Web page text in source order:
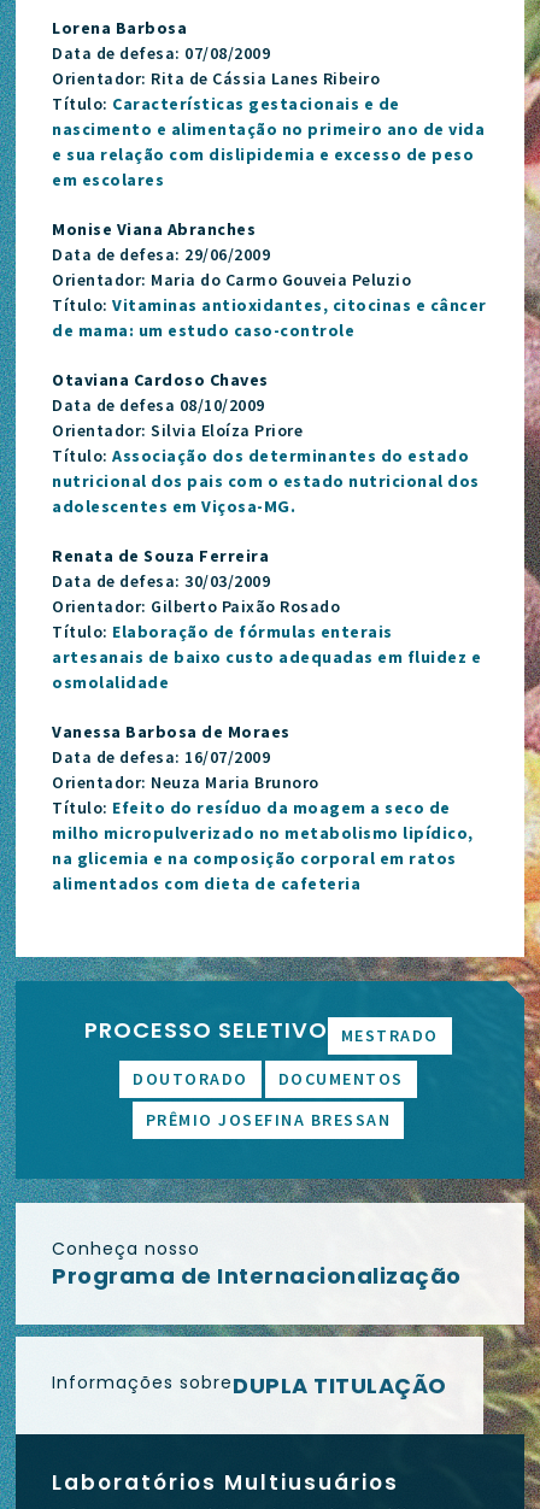
Lorena Barbosa
Data de defesa: 07/08/2009
Orientador: Rita de Cássia Lanes Ribeiro
Título: Características gestacionais e de
nascimento e alimentação no primeiro ano de vida
e sua relação com dislipidemia e excesso de peso
em escolares
Monise Viana Abranches
Data de defesa: 29/06/2009
Orientador: Maria do Carmo Gouveia Peluzio
Título:Vitaminas antioxidantes, citocinas e câncer
de mama: um estudo caso-controle
Otaviana Cardoso Chaves
Data de defesa 08/10/2009
Orientador: Silvia Eloíza Priore
Título:Associação dos determinantes do estado
nutricional dos pais com o estado nutricional dos
adolescentes em Viçosa-MG.
Renata de Souza Ferreira
Data de defesa: 30/03/2009
Orientador: Gilberto Paixão Rosado
Título: Elaboração de fórmulas enterais
artesanais de baixo custo adequadas em fluidez e
osmolalidade
Vanessa Barbosa de Moraes
Data de defesa: 16/07/2009
Orientador: Neuza Maria Brunoro
Título: Efeito do resíduo da moagem a seco de
milho micropulverizado no metabolismo lipídico,
na glicemia e na composição corporal em ratos
alimentados com dieta de cafeteria
PROCESSO SELETIVO
MESTRADO
DOUTORADO
DOCUMENTOS
PRÊMIO JOSEFINA BRESSAN
Conheça nosso
Programa de Internacionalização
Informações sobreDUPLA TITULAÇÃO
Laboratórios Multiusuários